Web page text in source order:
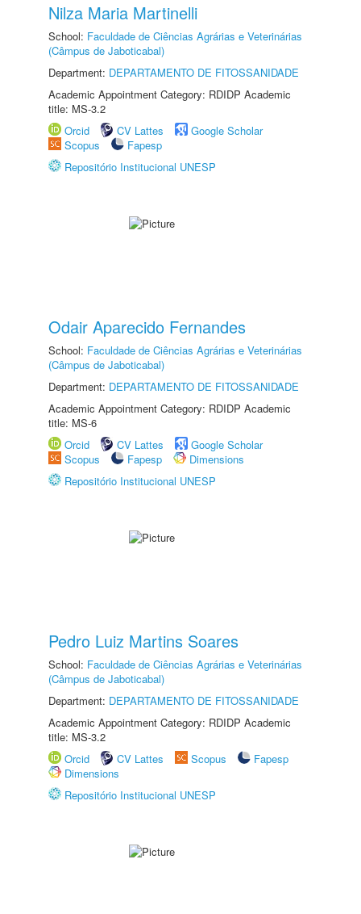
Nilza Maria Martinelli
School: Faculdade de Ciências Agrárias e Veterinárias
(Câmpus de Jaboticabal)
Department: DEPARTAMENTO DE FITOSSANIDADE
Academic Appointment Category: RDIDP Academic
title: MS-3.2
Orcid
CV Lattes
Google Scholar
Scopus
Fapesp
Repositório Institucional UNESP
Odair Aparecido Fernandes
School: Faculdade de Ciências Agrárias e Veterinárias
(Câmpus de Jaboticabal)
Department: DEPARTAMENTO DE FITOSSANIDADE
Academic Appointment Category: RDIDP Academic
title: MS-6
Orcid
CV Lattes
Google Scholar
Scopus
Fapesp
Dimensions
Repositório Institucional UNESP
Pedro Luiz Martins Soares
School: Faculdade de Ciências Agrárias e Veterinárias
(Câmpus de Jaboticabal)
Department: DEPARTAMENTO DE FITOSSANIDADE
Academic Appointment Category: RDIDP Academic
title: MS-3.2
Orcid
CV Lattes Scopus
Fapesp
Dimensions
Repositório Institucional UNESP